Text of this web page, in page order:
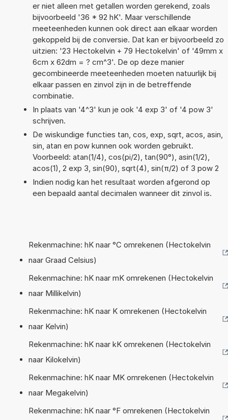
er niet alleen met getallen worden gerekend, zoals
bijvoorbeeld '36 * 92 hK'. Maar verschillende
meeteenheden kunnen ook direct aan elkaar worden
gekoppeld bij de conversie. Dat kan er bijvoorbeeld zo
uitzien: '23 Hectokelvin + 79 Hectokelvin' of '49mm x
6cm x 62dm = ? cm^3'. De op deze manier
gecombineerde meeteenheden moeten natuurlijk bij
elkaar passen en zinvol zijn in de betreffende
combinatie.
In plaats van '4^3' kun je ook '4 exp 3' of '4 pow 3'
schrijven.
De wiskundige functies tan, cos, exp, sqrt, acos, asin,
sin, atan en pow kunnen ook worden gebruikt.
Voorbeeld: atan(1/4), cos(pi/2), tan(90°), asin(1/2),
acos(1), 2 exp 3, sin(90), sqrt(4), sin(π/2) of 3 pow 2
Indien nodig kan het resultaat worden afgerond op
een bepaald aantal decimalen wanneer dit zinvol is.
Rekenmachine: hK naar °C omrekenen (Hectokelvin
naar Graad Celsius)
Rekenmachine: hK naar mK omrekenen (Hectokelvin
naar Millikelvin)
Rekenmachine: hK naar K omrekenen (Hectokelvin
naar Kelvin)
Rekenmachine: hK naar kK omrekenen (Hectokelvin
naar Kilokelvin)
Rekenmachine: hK naar MK omrekenen (Hectokelvin
naar Megakelvin)
Rekenmachine: hK naar °F omrekenen (Hectokelvin